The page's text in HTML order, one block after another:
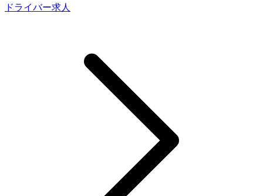
ドライバー求人